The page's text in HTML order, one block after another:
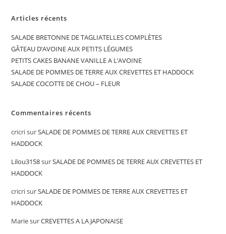
Articles récents
SALADE BRETONNE DE TAGLIATELLES COMPLÈTES
GÂTEAU D’AVOINE AUX PETITS LÉGUMES
PETITS CAKES BANANE VANILLE A L’AVOINE
SALADE DE POMMES DE TERRE AUX CREVETTES ET HADDOCK
SALADE COCOTTE DE CHOU – FLEUR
Commentaires récents
cricrisurSALADE DE POMMES DE TERRE AUX CREVETTES ET
HADDOCK
Lilou3158surSALADE DE POMMES DE TERRE AUX CREVETTES ET
HADDOCK
cricrisurSALADE DE POMMES DE TERRE AUX CREVETTES ET
HADDOCK
MariesurCREVETTES A LA JAPONAISE